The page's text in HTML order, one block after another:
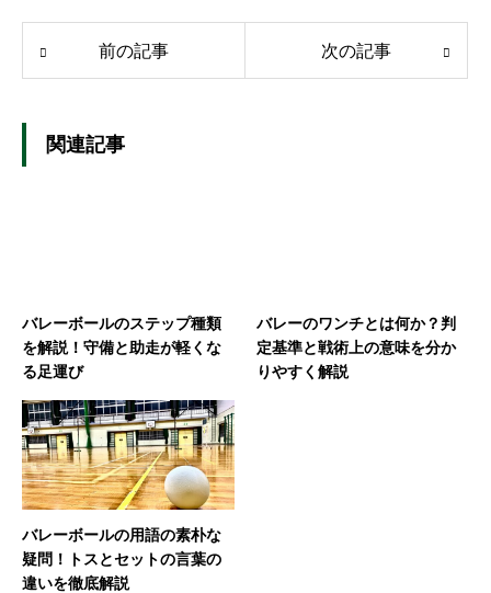
前の記事 次の記事
関連記事
バレーボールのステップ種類
を解説！守備と助走が軽くな
る足運び
バレーのワンチとは何か？判
定基準と戦術上の意味を分か
りやすく解説
バレーボールの用語の素朴な
疑問！トスとセットの言葉の
違いを徹底解説